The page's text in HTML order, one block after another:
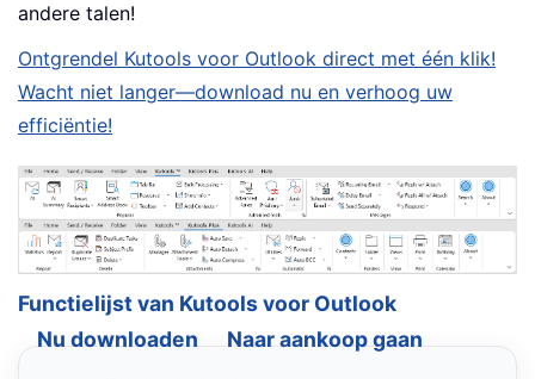
andere talen!
Ontgrendel Kutools voor Outlook direct met één klik!
Wacht niet langer—download nu en verhoog uw
efficiëntie!
Functielijst van Kutools voor Outlook
Nu downloaden
Naar aankoop gaan